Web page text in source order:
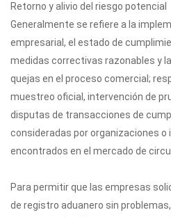
Retorno y alivio del riesgo potencial
Generalmente se refiere a la
empresarial, el estado de
medidas correctivas razonables y
quejas en el proceso comercial;
muestreo oficial, intervención de
disputas de transacciones de
consideradas por organizaciones o
encontrados en el mercado de
Para permitir que las empresas
de registro aduanero sin